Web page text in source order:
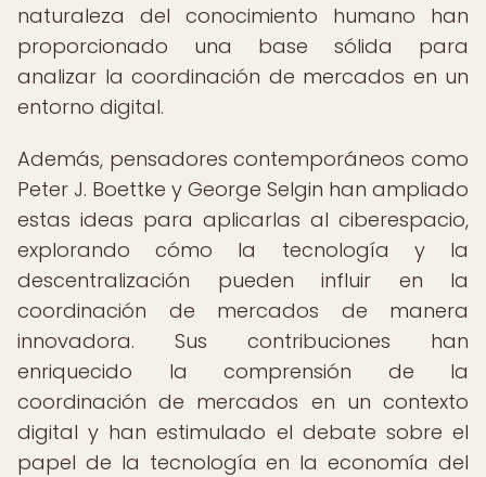
naturaleza del conocimiento humano han
proporcionado una base sólida para
analizar la coordinación de mercados en un
entorno digital.
Además, pensadores contemporáneos como
Peter J. Boettke y George Selgin han ampliado
estas ideas para aplicarlas al ciberespacio,
explorando cómo la tecnología y la
descentralización pueden influir en la
coordinación de mercados de manera
innovadora. Sus contribuciones han
enriquecido la comprensión de la
coordinación de mercados en un contexto
digital y han estimulado el debate sobre el
papel de la tecnología en la economía del